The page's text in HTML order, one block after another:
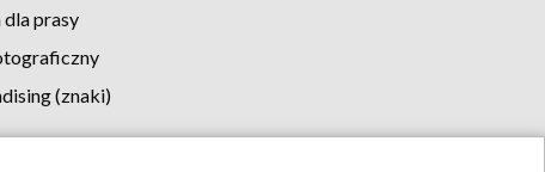
prasy
(znaki)